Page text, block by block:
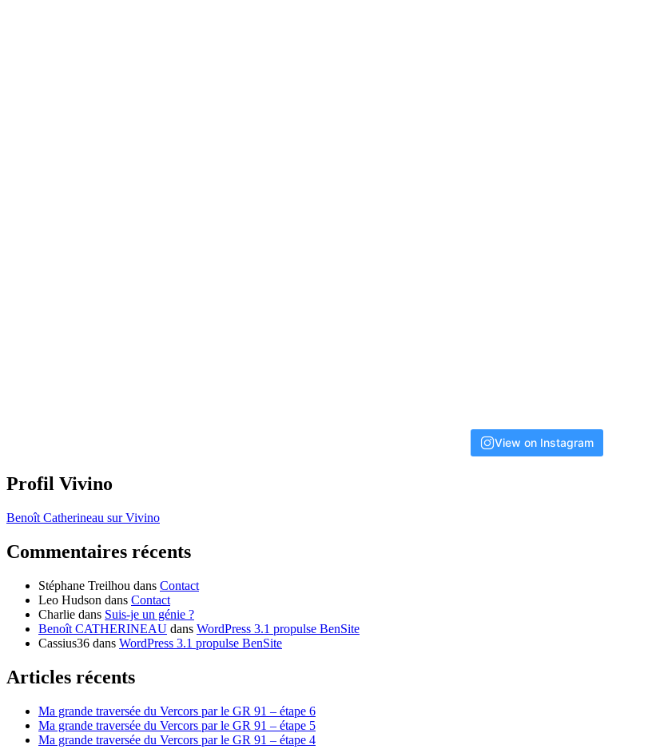
View on Instagram
Profil Vivino
Benoît Catherineau sur Vivino
Commentaires récents
Stéphane Treilhou dans Contact
Leo Hudson dans Contact
Charlie dans Suis-je un génie ?
Benoît CATHERINEAU dans WordPress 3.1 propulse BenSite
Cassius36 dans WordPress 3.1 propulse BenSite
Articles récents
Ma grande traversée du Vercors par le GR 91 – étape 6
Ma grande traversée du Vercors par le GR 91 – étape 5
Ma grande traversée du Vercors par le GR 91 – étape 4